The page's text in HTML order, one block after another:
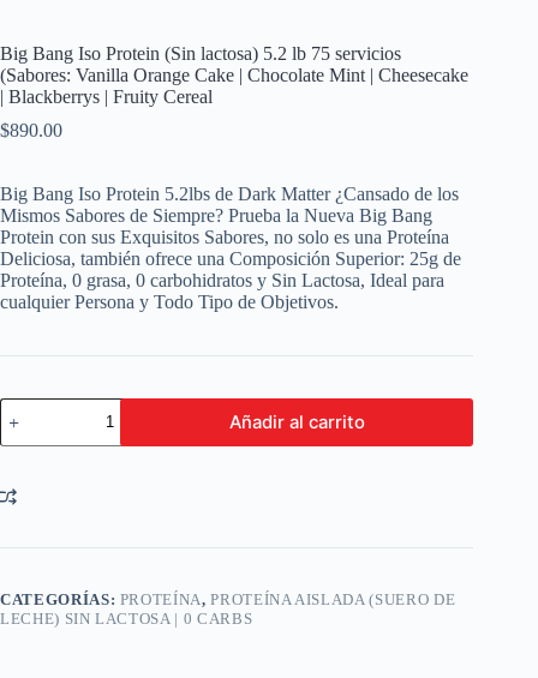
Big Bang Iso Protein (Sin lactosa) 5.2 lb 75 servicios
(Sabores: Vanilla Orange Cake | Chocolate Mint | Cheesecake
| Blackberrys | Fruity Cereal
$890.00
Big Bang Iso Protein 5.2lbs de Dark Matter ¿Cansado de los
Mismos Sabores de Siempre? Prueba la Nueva Big Bang
Protein con sus Exquisitos Sabores, no solo es una Proteína
Deliciosa, también ofrece una Composición Superior: 25g de
Proteína, 0 grasa, 0 carbohidratos y Sin Lactosa, Ideal para
cualquier Persona y Todo Tipo de Objetivos.
Big
Bang
Iso
(Sin
lactosa)
lb
servicios
(Sabores:
Añadir al carrito
CATEGORÍAS: PROTEÍNA,PROTEÍNA AISLADA (SUERO DE
LECHE) SIN LACTOSA | 0 CARBS